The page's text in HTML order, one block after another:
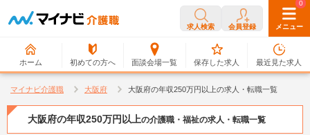
求人検索 会員登録 メニュー
ホーム 初めての方へ 面談会場一覧
0
保存した求人
0
最近見た求人
マイナビ介護職 大阪府 大阪府の年収250万円以上の求人・転職一覧
大阪府の年収250万円以上の介護職・福祉の求人・転職一覧